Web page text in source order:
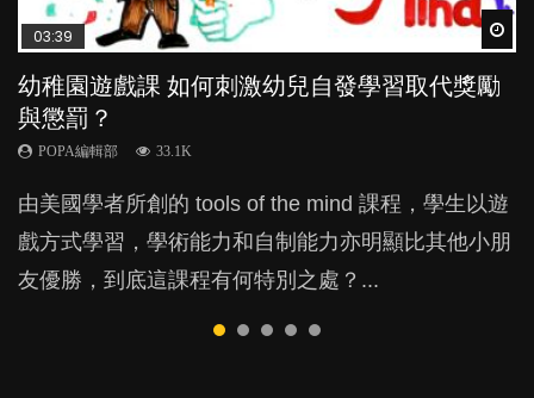
03:39
幼稚園遊戲課 如何刺激幼兒自發學習取代獎勵
與懲罰？
POPA編輯部 33.1K
由美國學者所創的 tools of the mind 課程，學生以遊
戲方式學習，學術能力和自制能力亦明顯比其他小朋
友優勝，到底這課程有何特別之處？...
04:59
幼兒playgroup真係玩耍中學習？研究指BB 15個
月大前上堂不見效果
POPA編輯部 47.1K
現今小朋友的起跑線，愈推愈前。雖然政府並無官方
的統計數字，但粗略估算，香港至少有六、七百家早
期教育中心，但孩子是否愈早上Playgroup愈好？...
03:02
老公患產後憂鬱症對BB的影響
POPA編輯部
鬱，影響日常生活，嚴重的甚至會有自殺，或傷害小
朋友的念頭。但為何爸爸患上產後抑鬱往往難以察
覺？...
04:18
凡事以BB為中心，就係好爸媽？｜別忽視父母
的身心虛耗
POPA編輯部 31.5K
父母日夜無間、身心俱疲地照顧BB，如何做到正向
教養？部份父母更會為了小朋友放棄自己的嗜好、減
少出席朋友聚會等等，你以為會換來美好的親子關
04:06
全職好？在職好？｜全職媽媽與在職媽媽的壓
力與價值
POPA編輯部 25.8K
許多媽媽心底可能都有一刻掙扎過：究竟全職好，還
是在職好。雖說每個家庭都有自己的獨特狀況和考慮
因素，但原來全職和在職媽媽所養育的子女其實都各